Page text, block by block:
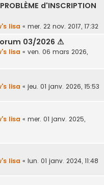
d'INSCRIPTION
lisa « mer. 22 nov. 2017, 17:32
03/2026 ⚠
lisa « ven. 06 mars 2026,
lisa « jeu. 01 janv. 2026, 15:53
lisa « mer. 01 janv. 2025,
lisa « lun. 01 janv. 2024, 11:48